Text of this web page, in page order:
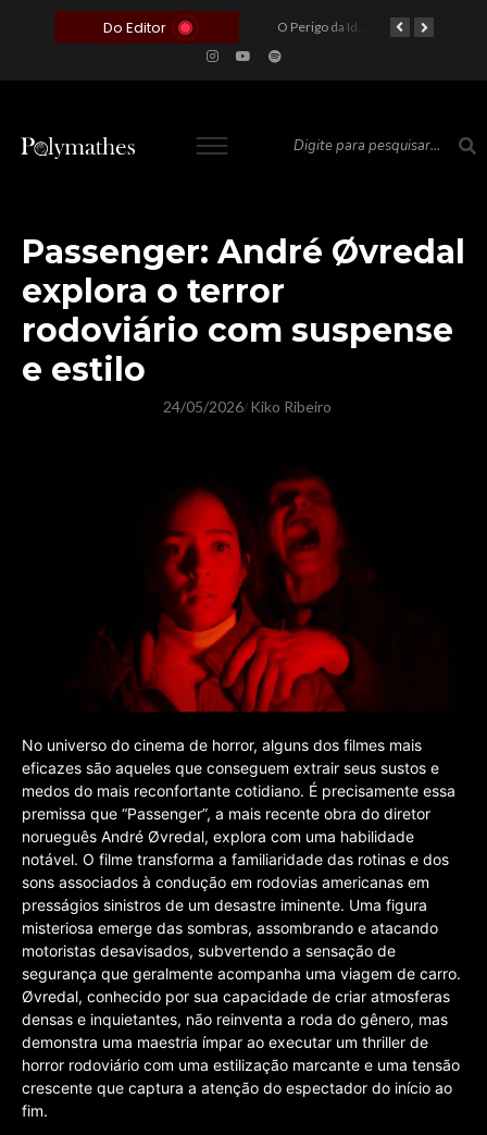
Do Editor
O Voto como Moeda: Clientelismo e o Analfabetismo Funcional Político no Brasil O Perigo da Ideologia Desenfreada na Justiça: Quando a Pauta Política Substitui a Pena Criminal
Passenger: André Øvredal
explora o terror
rodoviário com suspense
e estilo
24/05/2026/ Kiko Ribeiro
No universo do cinema de horror, alguns dos filmes mais
eficazes são aqueles que conseguem extrair seus sustos e
medos do mais reconfortante cotidiano. É precisamente essa
premissa que “Passenger”, a mais recente obra do diretor
norueguês André Øvredal, explora com uma habilidade
notável. O filme transforma a familiaridade das rotinas e dos
sons associados à condução em rodovias americanas em
presságios sinistros de um desastre iminente. Uma figura
misteriosa emerge das sombras, assombrando e atacando
motoristas desavisados, subvertendo a sensação de
segurança que geralmente acompanha uma viagem de carro.
Øvredal, conhecido por sua capacidade de criar atmosferas
densas e inquietantes, não reinventa a roda do gênero, mas
demonstra uma maestria ímpar ao executar um thriller de
horror rodoviário com uma estilização marcante e uma tensão
crescente que captura a atenção do espectador do início ao
fim.